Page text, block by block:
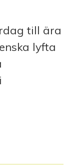
till ära
lyfta
ANDRA –